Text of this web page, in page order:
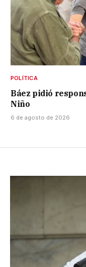
POLÍTICA
Báez pidió
Niño
6 de agosto de 2026